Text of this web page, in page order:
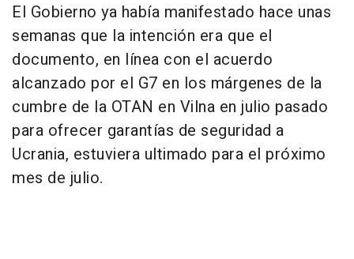
El Gobierno ya había manifestado hace unas
semanas que la intención era que el
documento, en línea con el acuerdo
alcanzado por el G7 en los márgenes de la
cumbre de la OTAN en Vilna en julio pasado
para ofrecer garantías de seguridad a
Ucrania, estuviera ultimado para el próximo
mes de julio.